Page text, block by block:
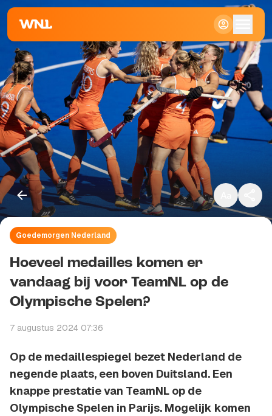
Klein
Standaard
Groot
Goedemorgen Nederland
Hoeveel medailles komen er
vandaag bij voor TeamNL op de
Olympische Spelen?
7 augustus 2024 07:36
Op de medaillespiegel bezet Nederland de
negende plaats, een boven Duitsland. Een
knappe prestatie van TeamNL op de
Olympische Spelen in Parijs. Mogelijk komen